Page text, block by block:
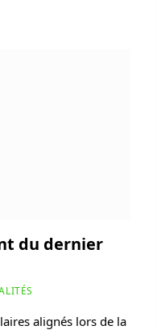
du dernier
alignés lors de la